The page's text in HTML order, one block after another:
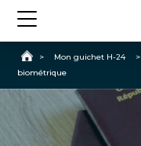
Accueil
> Mon guichet H-24 >
biométrique